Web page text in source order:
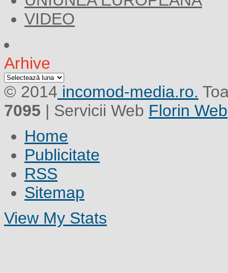
VIDEO
Arhive
Arhive
© 2014 incomod-media.ro.
7095 | Servicii Web Florin Web
Home
Publicitate
RSS
Sitemap
View My Stats